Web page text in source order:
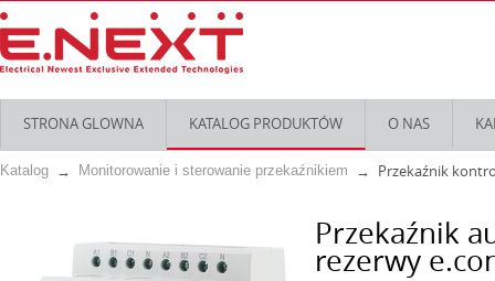
STRONA GLOWNA KATALOG PRODUKTÓW O NAS
Katalog Monitorowanie i sterowanie przekaźnikiem Przekaźnik
Przekaźnik
rezerwy